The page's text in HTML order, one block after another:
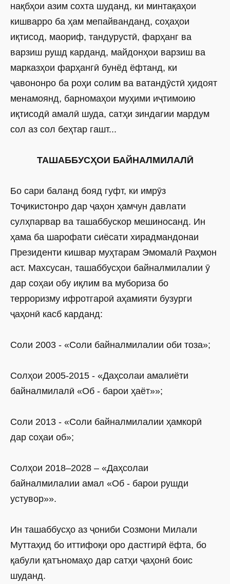
нақбҳои азим сохта шуданд, ки минтақаҳои
кишварро ба ҳам мепайванданд, соҳаҳои
иқтисод, маориф, тандурустӣ, фарҳанг ва
варзиш рушд карданд, майдонҳои варзиш ва
марказҳои фарҳангӣ бунёд ёфтанд, ки
ҷавононро ба роҳи солим ва ватандӯстӣ ҳидоят
менамоянд, барномаҳои муҳими иҷтимоию
иқтисодӣ амалӣ шуда, сатҳи зиндагии мардум
сол аз сол беҳтар гашт...
ТАШАББУСҲОИ БАЙНАЛМИЛАЛӢ
Бо сари баланд бояд гуфт, ки имрӯз
Тоҷикистонро дар ҷаҳон ҳамчун давлати
сулҳпарвар ва ташаббускор мешиносанд. Ин
ҳама ба шарофати сиёсати хирадмандонаи
Президенти кишвар муҳтарам Эмомалӣ Раҳмон
аст. Махсусан, ташаббусҳои байналмилалии ӯ
дар соҳаи обу иқлим ва мубориза бо
терроризму ифротгароӣ аҳамияти бузурги
ҷаҳонӣ касб карданд:
Соли 2003 - «Соли байналмилалии оби тоза»;
Солҳои 2005-2015 - «Даҳсолаи амалиёти
байналмилалӣ «Об - барои ҳаёт»»;
Соли 2013 - «Соли байналмилалии ҳамкорӣ
дар соҳаи об»;
Солҳои 2018–2028 – «Даҳсолаи
байналмилалии амал «Об - барои рушди
устувор»».
Ин ташаббусҳо аз ҷониби Созмони Милали
Муттаҳид бо иттифоқи оро дастгирӣ ёфта, бо
қабули қатъномаҳо дар сатҳи ҷаҳонӣ боис
шуданд.